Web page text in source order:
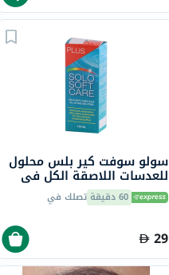
سولو سوفت كير بلس محلول
للعدسات اللاصقة الكل في
واحد 150 مل 60 دقيقة تصلك في
29